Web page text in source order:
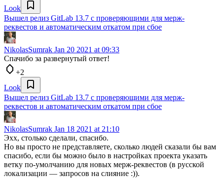
Look
Вышел релиз GitLab 13.7 с проверяющими для мерж-
реквестов и автоматическим откатом при сбое
NikolasSumrak Jan 20 2021 at 09:33
Спачибо за развернутый ответ!
+2
Look
Вышел релиз GitLab 13.7 с проверяющими для мерж-
реквестов и автоматическим откатом при сбое
NikolasSumrak Jan 18 2021 at 21:10
Эхх, столько сделали, спасибо.
Но вы просто не представляете, сколько людей сказали бы вам
спасибо, если бы можно было в настройках проекта указать
ветку по-умолчанию для новых мерж-реквестов (в русской
локализации — запросов на слияние :)).